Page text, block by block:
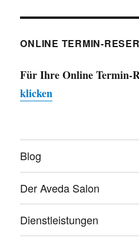
ONLINE TERMIN-
Für Ihre Online Termin-
klicken
Blog
Der Aveda Salon
Dienstleistungen